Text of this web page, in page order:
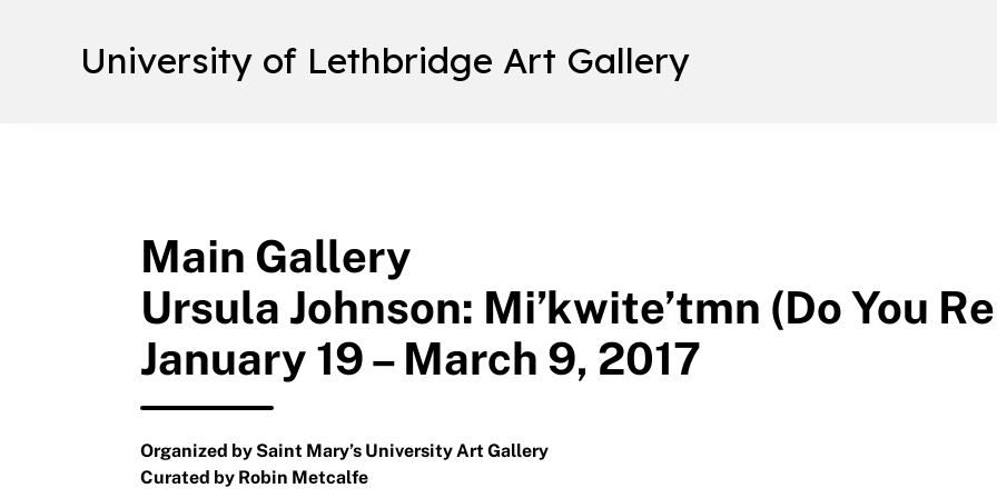
University of Lethbridge Art Gallery
Main Gallery
Ursula Johnson: Mi’kwite’tmn (Do You
January 19 – March 9, 2017
Organized by Saint Mary’s University Art Gallery
Curated by Robin Metcalfe